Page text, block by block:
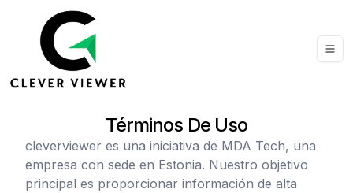
Términos De Uso
cleverviewer es una iniciativa de MDA Tech, una
empresa con sede en Estonia. Nuestro objetivo
principal es proporcionar información de alta